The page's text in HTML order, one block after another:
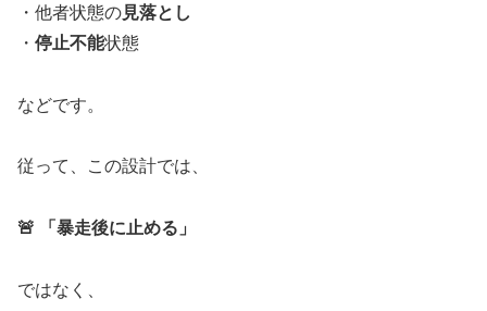
・他者状態の見落とし
・ 停止不能状態
などです。
従って、この設計では、
🚨 「暴走後に止める」
ではなく、